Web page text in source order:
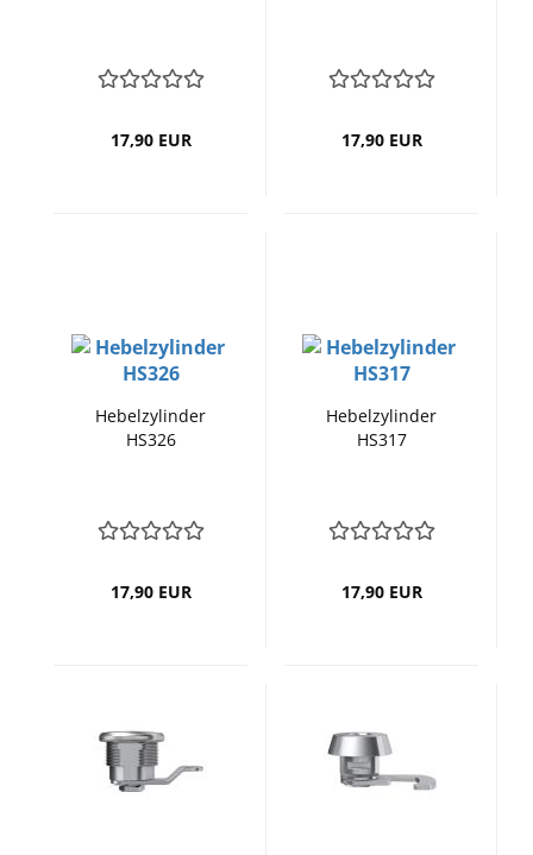
17,90 EUR 17,90 EUR
Hebelzylinder
HS326
17,90 EUR
Hebelzylinder
HS317
17,90 EUR